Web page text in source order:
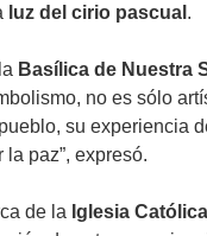
luz del cirio pascual .
Basílica de Nuestra
no es sólo
su experiencia
paz”, expresó.
de la Iglesia